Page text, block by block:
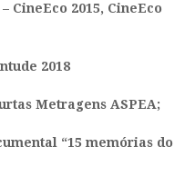
CineEco 2015, CineEco
2018
Metragens ASPEA;
“15 memórias do